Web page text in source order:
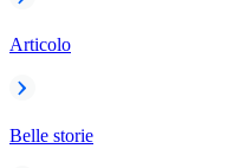
Articolo
Belle storie